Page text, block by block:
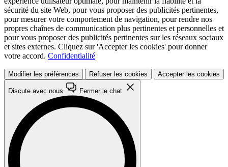
sécurité du site Web, pour vous proposer des publicités pertinentes,
pour mesurer votre comportement de navigation, pour rendre nos
propres chaînes de communication plus pertinentes et personnelles et
pour vous proposer des publicités pertinentes sur les réseaux sociaux
et sites externes. Cliquez sur 'Accepter les cookies' pour donner
votre accord. Confidentialité
Modifier les préférences Refuser les cookies Accepter les cookies
Discute avec nous Fermer le chat